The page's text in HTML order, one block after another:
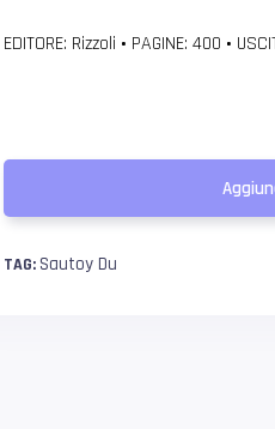
EDITORE: Rizzoli • PAGINE: 400 •
TAG: Sautoy Du